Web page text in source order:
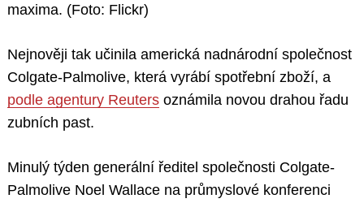
maxima. (Foto: Flickr)
Nejnověji tak učinila americká nadnárodní společnost
Colgate-Palmolive, která vyrábí spotřební zboží, a
podle agentury Reuters oznámila novou drahou řadu
zubních past.
Minulý týden generální ředitel společnosti Colgate-
Palmolive Noel Wallace na průmyslové konferenci